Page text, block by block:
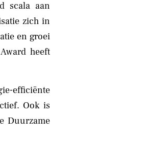
scala aan
zich in
en groei
heeft
efficiënte
Ook is
Duurzame